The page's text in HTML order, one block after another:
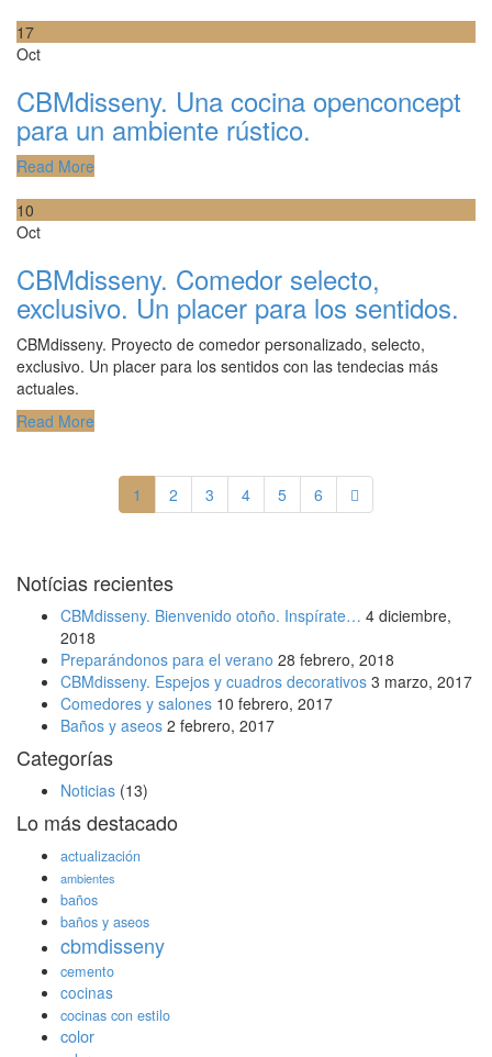
17
Oct
CBMdisseny. Una cocina openconcept
para un ambiente rústico.
Read More
10
Oct
CBMdisseny. Comedor selecto,
exclusivo. Un placer para los sentidos.
CBMdisseny. Proyecto de comedor personalizado, selecto,
exclusivo. Un placer para los sentidos con las tendecias más
actuales.
Read More
1 2 3 4 5 6
Notícias recientes
CBMdisseny. Bienvenido otoño. Inspírate… 4 diciembre,
2018
Preparándonos para el verano 28 febrero, 2018
CBMdisseny. Espejos y cuadros decorativos 3 marzo, 2017
Comedores y salones 10 febrero, 2017
Baños y aseos 2 febrero, 2017
Categorías
Noticias (13)
Lo más destacado
actualización
ambientes
baños
baños y aseos
cbmdisseny
cemento
cocinas
cocinas con estilo
color